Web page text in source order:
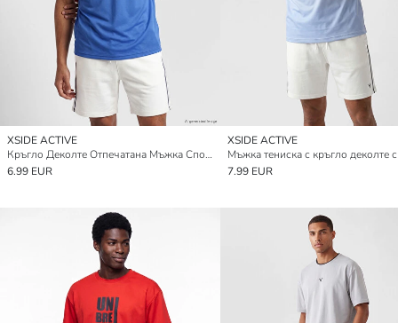
XSIDE ACTIVE
Кръгло Деколте Отпечатана Мъжка Спортна Тениска
6.99 EUR
XSIDE ACTIVE
7.99 EUR